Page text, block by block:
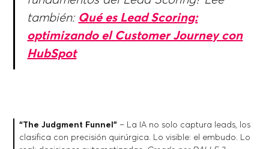
también: Qué es Lead Scoring:
optimizando el Customer Journey con
HubSpot
“The Judgment Funnel” – La IA no solo captura leads, los
clasifica con precisión quirúrgica. Lo visible: el embudo. Lo